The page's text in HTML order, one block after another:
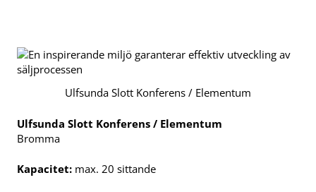
Ulfsunda Slott Konferens / Elementum
Ulfsunda Slott Konferens / Elementum
Bromma
Kapacitet: max. 20 sittande